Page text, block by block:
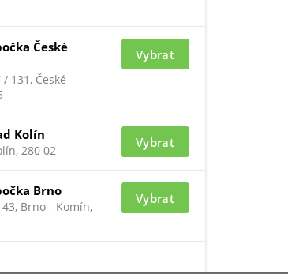
České
131, České
Vybrat
Kolín
280 02
Vybrat
Brno
Brno - Komín,
Vybrat